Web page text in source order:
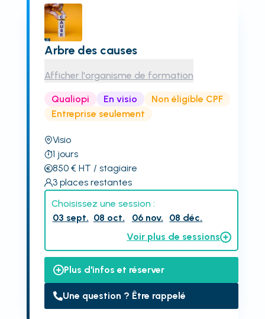
Arbre des causes
Afficher l'organisme de formation
Qualiopi En visio
Non éligible CPF
Entreprise seulement
Visio
1 jours
850€ HT / stagiaire
3 places restantes
Choisissez une session :
03 sept. 08 oct. 06 nov.
08 déc.
Voir plus de sessions
Plus d'infos et réserver
Une question ? Être rappelé